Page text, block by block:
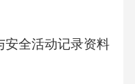
安全活动记录资料